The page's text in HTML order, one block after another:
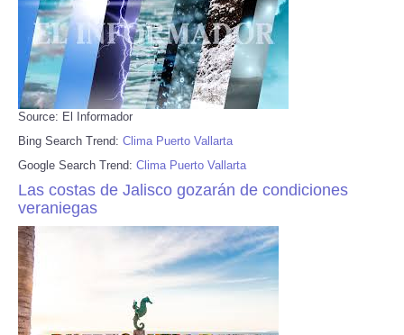
Source: El Informador
Bing Search Trend: Clima Puerto Vallarta
Google Search Trend: Clima Puerto Vallarta
Las costas de Jalisco gozarán de condiciones
veraniegas